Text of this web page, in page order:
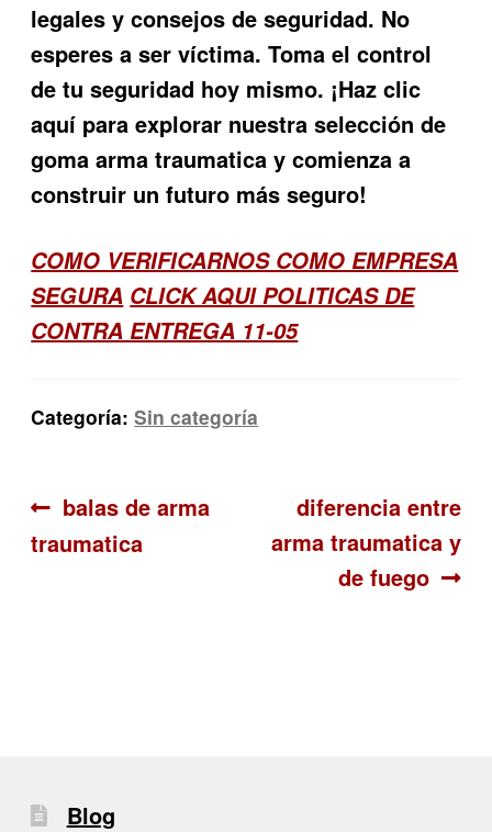
legales y consejos de seguridad. No
esperes a ser víctima. Toma el control
de tu seguridad hoy mismo. ¡Haz clic
aquí para explorar nuestra selección de
goma arma traumatica y comienza a
construir un futuro más seguro!
COMO VERIFICARNOS COMO EMPRESA
SEGURA CLICK AQUI POLITICAS DE
CONTRA ENTREGA 11-05
Categoría:Sin categoría
Navegación
de
Anterior:
balas de arma
traumatica
Siguiente:
diferencia entre
arma traumatica y
de fuego
Blog